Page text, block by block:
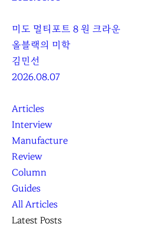
미도 멀티포트 8 원 크라운
올블랙의 미학
김민선
2026.08.07
Articles
Interview
Manufacture
Review
Column
Guides
All Articles
Latest Posts